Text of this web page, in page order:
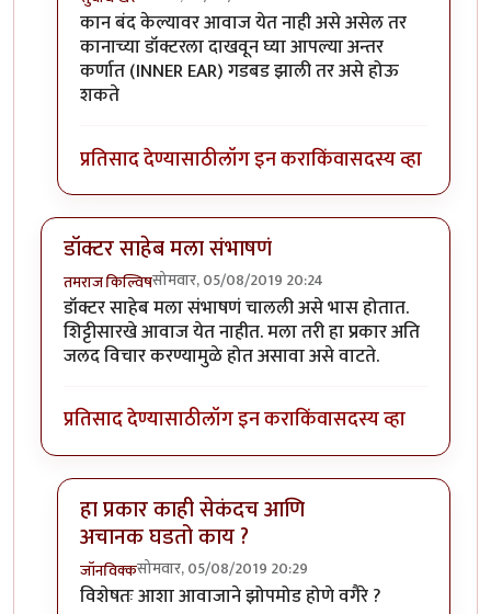
In reply toनाही.byतमराज किल्विष
कान बंद केल्यावर आवाज येत नाही असे असेल तर
कानाच्या डॉक्टरला दाखवून घ्या आपल्या अन्तर
कर्णात (INNER EAR) गडबड झाली तर असे होऊ
शकते
प्रतिसाद देण्यासाठीलॉग इन कराकिंवासदस्य व्हा
डॉक्टर साहेब मला संभाषणं
तमराज किल्विषसोमवार, 05/08/2019 20:24
डॉक्टर साहेब मला संभाषणं चालली असे भास होतात.
शिट्टीसारखे आवाज येत नाहीत. मला तरी हा प्रकार अति
जलद विचार करण्यामुळे होत असावा असे वाटते.
प्रतिसाद देण्यासाठीलॉग इन कराकिंवासदस्य व्हा
हा प्रकार काही सेकंदच आणि
अचानक घडतो काय ?
जॉनविक्कसोमवार, 05/08/2019 20:29
In reply toडॉक्टर साहेब मला संभाषणंbyतमराज किल्विष
विशेषतः आशा आवाजाने झोपमोड होणे वगैरे ?